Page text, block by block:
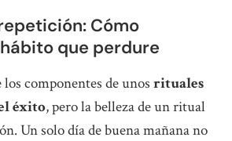
Cómo
que perdure
componentes de unos rituales
éxito, pero la belleza de un ritual
Un solo día de buena mañana no